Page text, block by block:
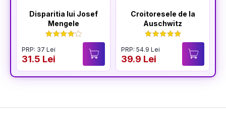
Disparitia lui Josef
Mengele
PRP: 37 Lei
31.5 Lei
Croitoresele de la
Auschwitz
PRP: 54.9 Lei
39.9 Lei